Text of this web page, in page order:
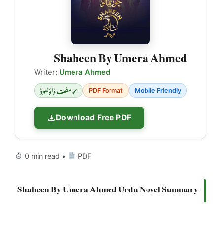
Shaheen By Umera Ahmed
Writer: Umera Ahmed
✓ مفت ڈاؤنلوڈ PDF Format Mobile Friendly
Download Free PDF
0 min read • PDF
Shaheen By Umera Ahmed Urdu Novel Summary